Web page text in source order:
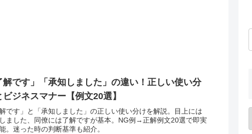
解です」「承知しました」の違い！正しい使い分
ビジネスマナー【例文20選】
です」と「承知しました」の正しい使い分けを解説。目上には
ました、同僚には了解ですが基本。NG例→正解例文20選で即実
。迷った時の判断基準も紹介。